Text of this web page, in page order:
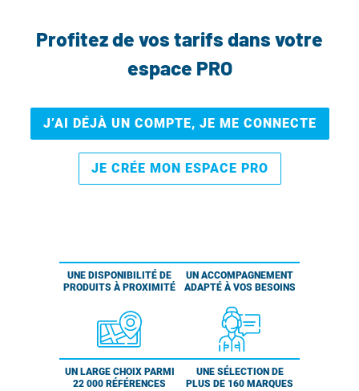
Profitez de vos tarifs dans votre
espace PRO
J’AI DÉJÀ UN COMPTE, JE ME CONNECTE
JE CRÉE MON ESPACE PRO
UNE DISPONIBILITÉ DE
PRODUITS À PROXIMITÉ
UN ACCOMPAGNEMENT
ADAPTÉ À VOS BESOINS
UN LARGE CHOIX PARMI
22 000 RÉFÉRENCES
UNE SÉLECTION DE
PLUS DE 160 MARQUES